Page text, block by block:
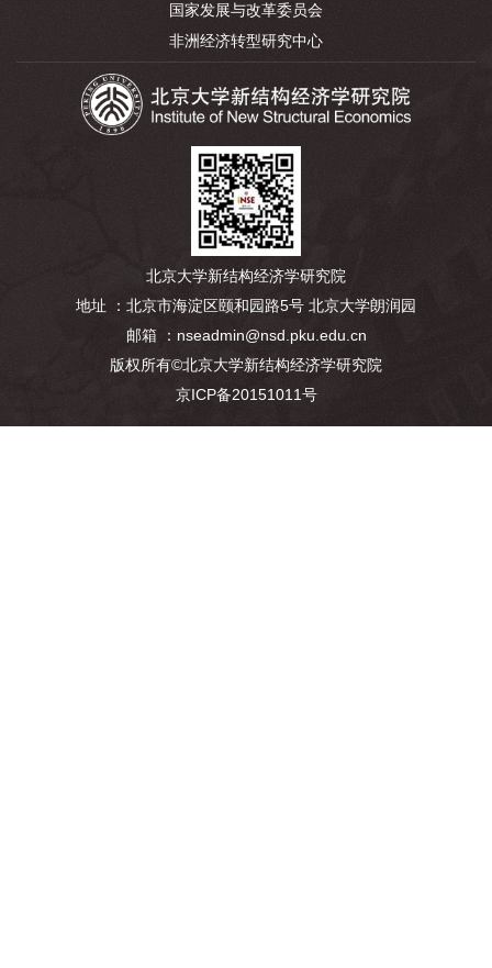
国家发展与改革委员会
非洲经济转型研究中心
北京大学新结构经济学研究院
地址 ：北京市海淀区颐和园路5号 北京大学朗润园
邮箱 ：nseadmin@nsd.pku.edu.cn
版权所有©北京大学新结构经济学研究院
京ICP备20151011号